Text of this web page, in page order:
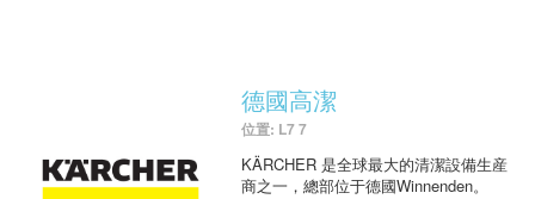
德國高潔
位置: L7 7
KÄRCHER 是全球最大的清潔設備生産
商之一，總部位于德國Winnenden。